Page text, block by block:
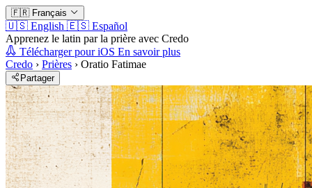
🇫🇷 Français
🇺🇸 English 🇪🇸 Español
Apprenez le latin par la prière avec Credo
Télécharger pour iOS En savoir plus
Credo › Prières › Oratio Fatimae
Partager